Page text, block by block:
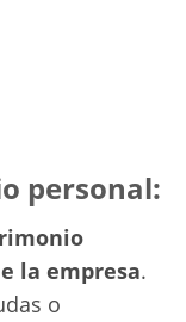
personal:
la empresa.
o